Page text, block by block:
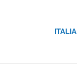
ITALIA